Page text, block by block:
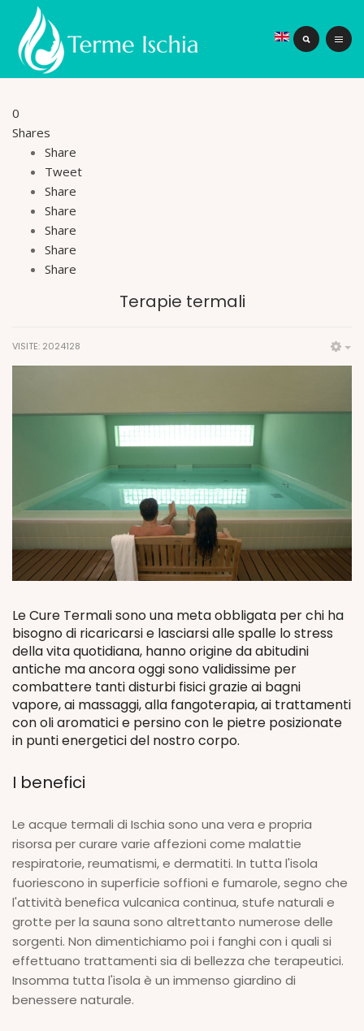
0
Shares
Share
Tweet
Share
Share
Share
Share
Share
Terapie termali
VISITE: 2024128
Le Cure Termali sono una meta obbligata per chi ha
bisogno di ricaricarsi e lasciarsi alle spalle lo stress
della vita quotidiana, hanno origine da abitudini
antiche ma ancora oggi sono validissime per
combattere tanti disturbi fisici grazie ai bagni
vapore, ai massaggi, alla fangoterapia, ai trattamenti
con oli aromatici e persino con le pietre posizionate
in punti energetici del nostro corpo.
I benefici
Le acque termali di Ischia sono una vera e propria
risorsa per curare varie affezioni come malattie
respiratorie, reumatismi, e dermatiti. In tutta l'isola
fuoriescono in superficie soffioni e fumarole, segno che
l'attività benefica vulcanica continua, stufe naturali e
grotte per la sauna sono altrettanto numerose delle
sorgenti. Non dimentichiamo poi i fanghi con i quali si
effettuano trattamenti sia di bellezza che terapeutici.
Insomma tutta l'isola è un immenso giardino di
benessere naturale.